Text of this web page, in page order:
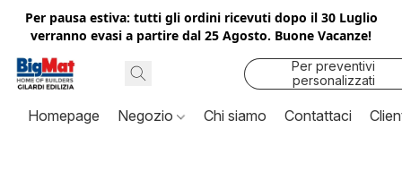
Per pausa estiva: tutti gli ordini ricevuti dopo il 30 Luglio
verranno evasi a partire dal 25 Agosto. Buone Vacanze!
Per preventivi
personalizzati
contattaci
Homepage Negozio Chi siamo Contattaci